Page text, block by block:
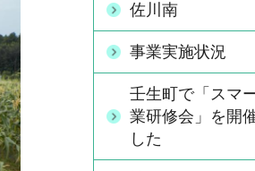
佐川南
事業実施状況
壬生町で「スマ
業研修会」を開
した